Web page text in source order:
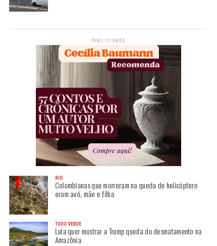
PUBLICIDADE
RIO
Colombianas que morreram na queda de helicóptero
eram avó, mãe e filha
TUDO VERDE
Lula quer mostrar a Trump queda do desmatamento na
Amazônia